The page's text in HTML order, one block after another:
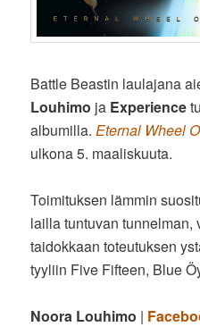
Battle Beastin laulajana
Louhimo ja Experience
albumilla. Eternal Wheel
ulkona 5. maaliskuuta.
Toimituksen lämmin
lailla tuntuvan tunnelman,
taidokkaan toteutuksen
tyyliin Five Fifteen, Blue
Noora Louhimo |